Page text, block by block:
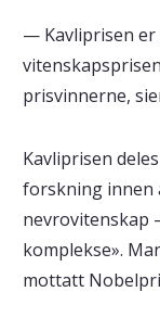
— Kavliprisen er
prisvinnerne,
Kavliprisen
forskning innen
nevrovitenskap
komplekse».
mottatt